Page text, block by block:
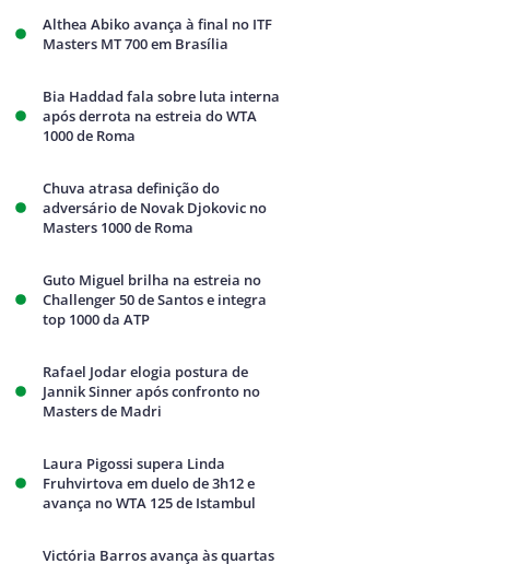
Althea Abiko avança à final no ITF
Masters MT 700 em Brasília
Bia Haddad fala sobre luta interna
após derrota na estreia do WTA
1000 de Roma
Chuva atrasa definição do
adversário de Novak Djokovic no
Masters 1000 de Roma
Guto Miguel brilha na estreia no
Challenger 50 de Santos e integra
top 1000 da ATP
Rafael Jodar elogia postura de
Jannik Sinner após confronto no
Masters de Madri
Laura Pigossi supera Linda
Fruhvirtova em duelo de 3h12 e
avança no WTA 125 de Istambul
Victória Barros avança às quartas